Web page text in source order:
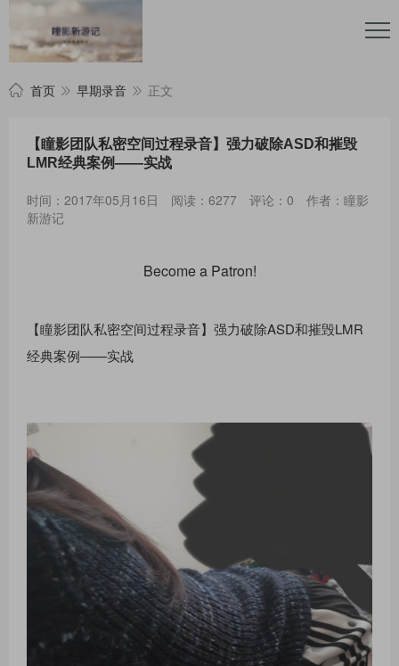
首页 早期录音 正文
【瞳影团队私密空间过程录音】强力破除ASD和摧毁
LMR经典案例——实战
时间：2017年05月16日 阅读：6277 评论：0
作者：瞳影
新游记
Become a Patron!
【瞳影团队私密空间过程录音】强力破除ASD和摧毁LMR
经典案例——实战